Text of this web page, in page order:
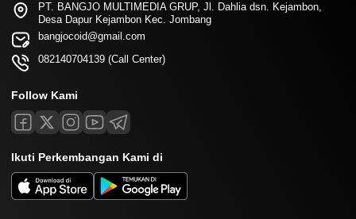
PT. BANGJO MULTIMEDIA GRUP, Jl. Dahlia dsn. Kejambon,
Desa Dapur Kejambon Kec. Jombang
bangjocoid@gmail.com
082140704139 (Call Center)
Follow Kami
Ikuti Perkembangan Kami di